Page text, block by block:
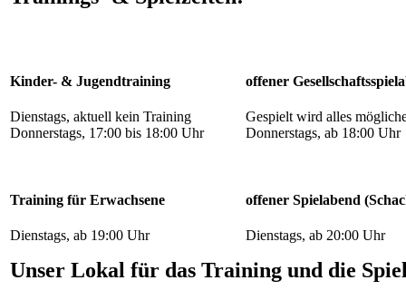
Kinder- & Jugendtraining
Dienstags, aktuell kein Training
Donnerstags, 17:00 bis 18:00 Uhr
offener
Gespielt wird alles
Donnerstags, ab 18:00 Uhr
Training für Erwachsene
Dienstags, ab 19:00 Uhr
offener Spielabend
Dienstags, ab 20:00 Uhr
Unser Lokal für das Training und die